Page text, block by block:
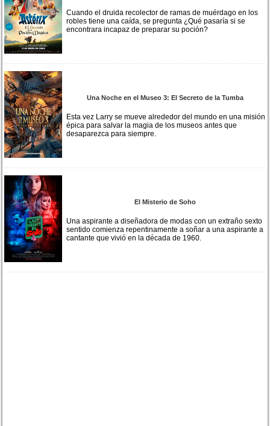
Cuando el druida recolector de ramas de muérdago en los
robles tiene una caída, se pregunta ¿Qué pasaría si se
encontrara incapaz de preparar su poción?
Una Noche en el Museo 3: El Secreto de la Tumba
Esta vez Larry se mueve alrededor del mundo en una misión
épica para salvar la magia de los museos antes que
desaparezca para siempre.
El Misterio de Soho
Una aspirante a diseñadora de modas con un extraño sexto
sentido comienza repentinamente a soñar a una aspirante a
cantante que vivió en la década de 1960.